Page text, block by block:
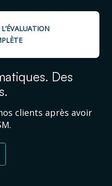
Des
clients après avoir